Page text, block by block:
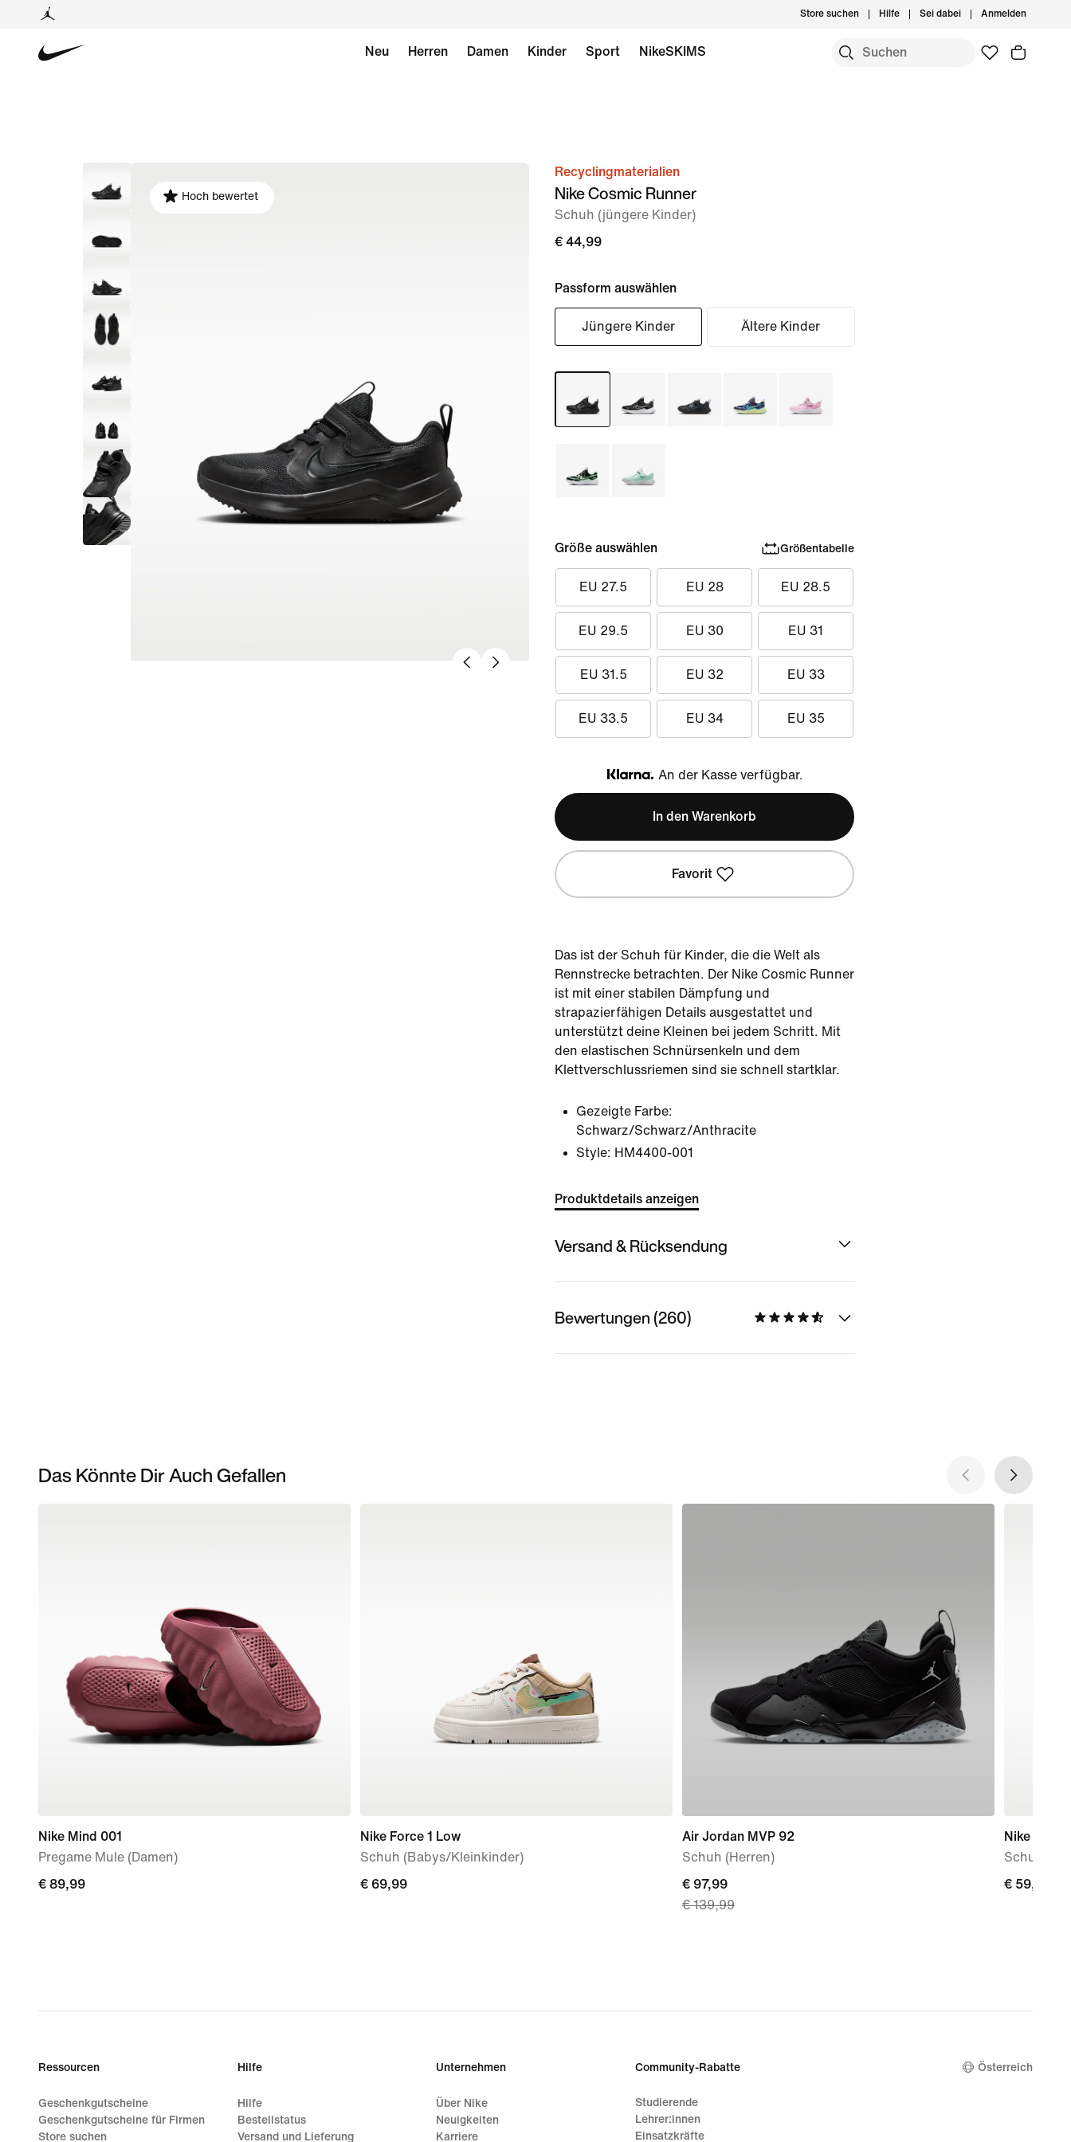
Store suchen Hilfe Sei dabei Anmelden
Neu Herren Damen Kinder Sport NikeSKIMS
Bild 1
Hoch bewertet
Recyclingmaterialien
Nike Cosmic Runner
Schuh (jüngere Kinder)
€ 44,99
Passform auswählen
Jüngere Kinder Ältere Kinder
Größe auswählen Größentabelle
EU 27.5 EU 28 EU 28.5
EU 29.5 EU 30 EU 31
EU 31.5 EU 32 EU 33
EU 33.5 EU 34 EU 35
Klarna
An der Kasse verfügbar.
In den Warenkorb
Favorit
Das ist der Schuh für Kinder, die die Welt als
Rennstrecke betrachten. Der Nike Cosmic Runner
ist mit einer stabilen Dämpfung und
strapazierfähigen Details ausgestattet und
unterstützt deine Kleinen bei jedem Schritt. Mit
den elastischen Schnürsenkeln und dem
Klettverschlussriemen sind sie schnell startklar.
Gezeigte Farbe:
Schwarz/Schwarz/Anthracite
Style: HM4400-001
Produktdetails anzeigen
Versand & Rücksendung
Bewertungen (260)
Das Könnte Dir Auch Gefallen
Nike Mind 001
Pregame Mule (Damen)
€ 89,99
€ 89,99
Nike Force 1 Low
Schuh (Babys/Kleinkinder)
€ 69,99
€ 69,99
Air Jordan MVP 92
Schuh (Herren)
current
price
€ 97,99
€ 139,99
Nike Team
Schuh
€ 59,99
€ 59,99
Ressourcen
Geschenkgutscheine
Geschenkgutscheine für Firmen
Store suchen
Hilfe
Hilfe
Bestellstatus
Versand und Lieferung
Unternehmen
Über Nike
Neuigkeiten
Karriere
Community-Rabatte
Studierende
Lehrer:innen
Einsatzkräfte
Österreich